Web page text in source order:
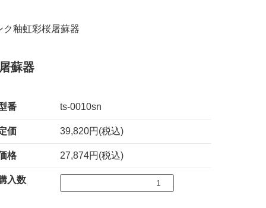
釉虹彩桜屠蘇器
蘇器
番 ts-0010sn
価 39,820円(税込)
格 27,874円(税込)
入数